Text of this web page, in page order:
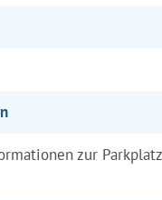
zur